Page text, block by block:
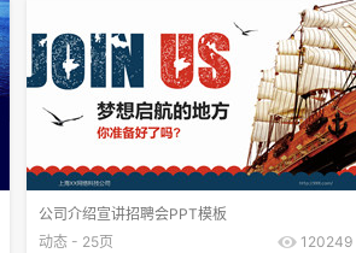
公司介绍宣讲招聘会PPT模板
动态 - 25页
120249